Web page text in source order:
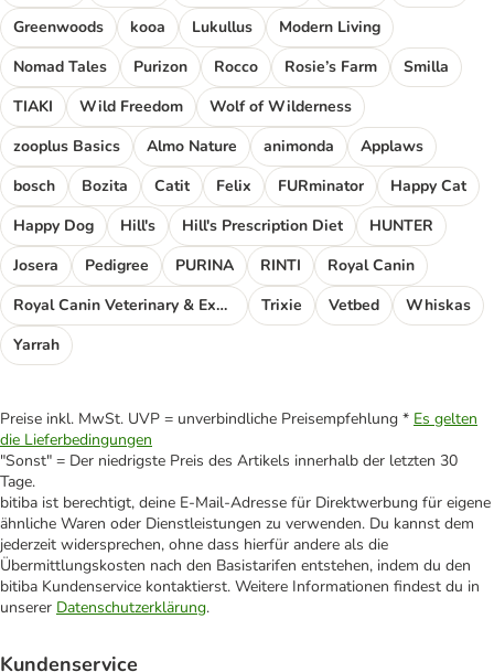
Greenwoods
kooa Lukullus
Modern Living
Nomad Tales
Purizon Rocco Rosie’s Farm
Smilla
TIAKI
Wild Freedom
Wolf of Wilderness
zooplus Basics
Almo Nature animonda
Applaws
bosch
Bozita Catit Felix FURminator
Happy Cat
Happy Dog
Hill's Hill's Prescription Diet
HUNTER
Josera
Pedigree PURINA RINTI
Royal Canin
Royal Canin Veterinary & Expert
Trixie Vetbed
Whiskas
Yarrah
Preise inkl. MwSt. UVP = unverbindliche Preisempfehlung * Es gelten
die Lieferbedingungen
"Sonst" = Der niedrigste Preis des Artikels innerhalb der letzten 30
Tage.
bitiba ist berechtigt, deine E-Mail-Adresse für Direktwerbung für eigene
ähnliche Waren oder Dienstleistungen zu verwenden. Du kannst dem
jederzeit widersprechen, ohne dass hierfür andere als die
Übermittlungskosten nach den Basistarifen entstehen, indem du den
bitiba Kundenservice kontaktierst. Weitere Informationen findest du in
unserer Datenschutzerklärung.
Kundenservice